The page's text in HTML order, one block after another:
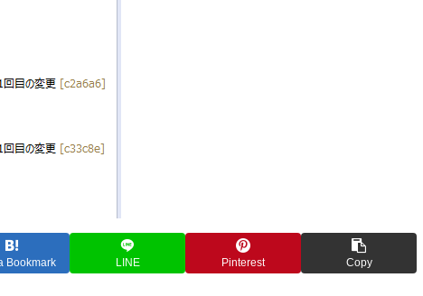
Bookmark LINE Pinterest Copy